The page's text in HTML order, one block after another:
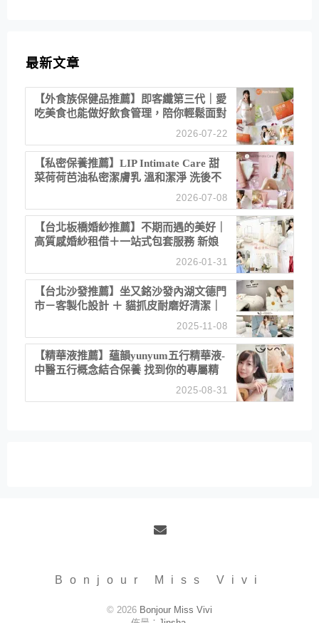
最新文章
【外食族保健品推薦】即客纖第三代｜愛
吃美食也能做好飲食管理，陪你輕鬆面對
2026-07-22
【私密保養推薦】LIP Intimate Care 甜
菜荷荷芭油私密潔膚乳 溫和潔淨 洗後不
2026-07-08
【台北板橋婚紗推薦】不期而遇的美好｜
高質感婚紗租借＋一站式包套服務 新娘
2026-01-31
【台北沙發推薦】坐又銘沙發內湖文德門
市－客製化設計 ＋ 貓抓皮耐磨好清潔｜
直營直銷、價格透明 高CP值打造夢想
2025-11-08
【精華液推薦】蘊韻yunyum五行精華液-
中醫五行概念結合保養 找到你的專屬精
華！ 水㊀土㊀就選「潤・賦精華」維持
2025-08-31
Bonjour Miss Vivi
© 2026 Bonjour Miss Vivi